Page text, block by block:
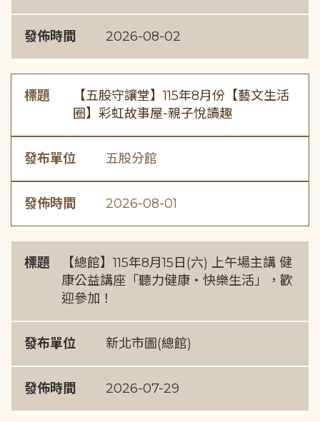
發佈時間 2026-08-02
標題
【五股守讓堂】115年8月份【藝文生活
圈】彩虹故事屋-親子悅讀趣
發布單位 五股分館
發佈時間 2026-08-01
標題
【總館】115年8月15日(六) 上午場主講 健
康公益講座「聽力健康・快樂生活」，歡
迎參加！
發布單位 新北市圖(總館)
發佈時間 2026-07-29